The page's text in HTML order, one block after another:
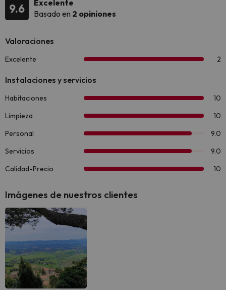
9.6
Excelente
Basado en 2 opiniones
Imágenes de nuestros clientes